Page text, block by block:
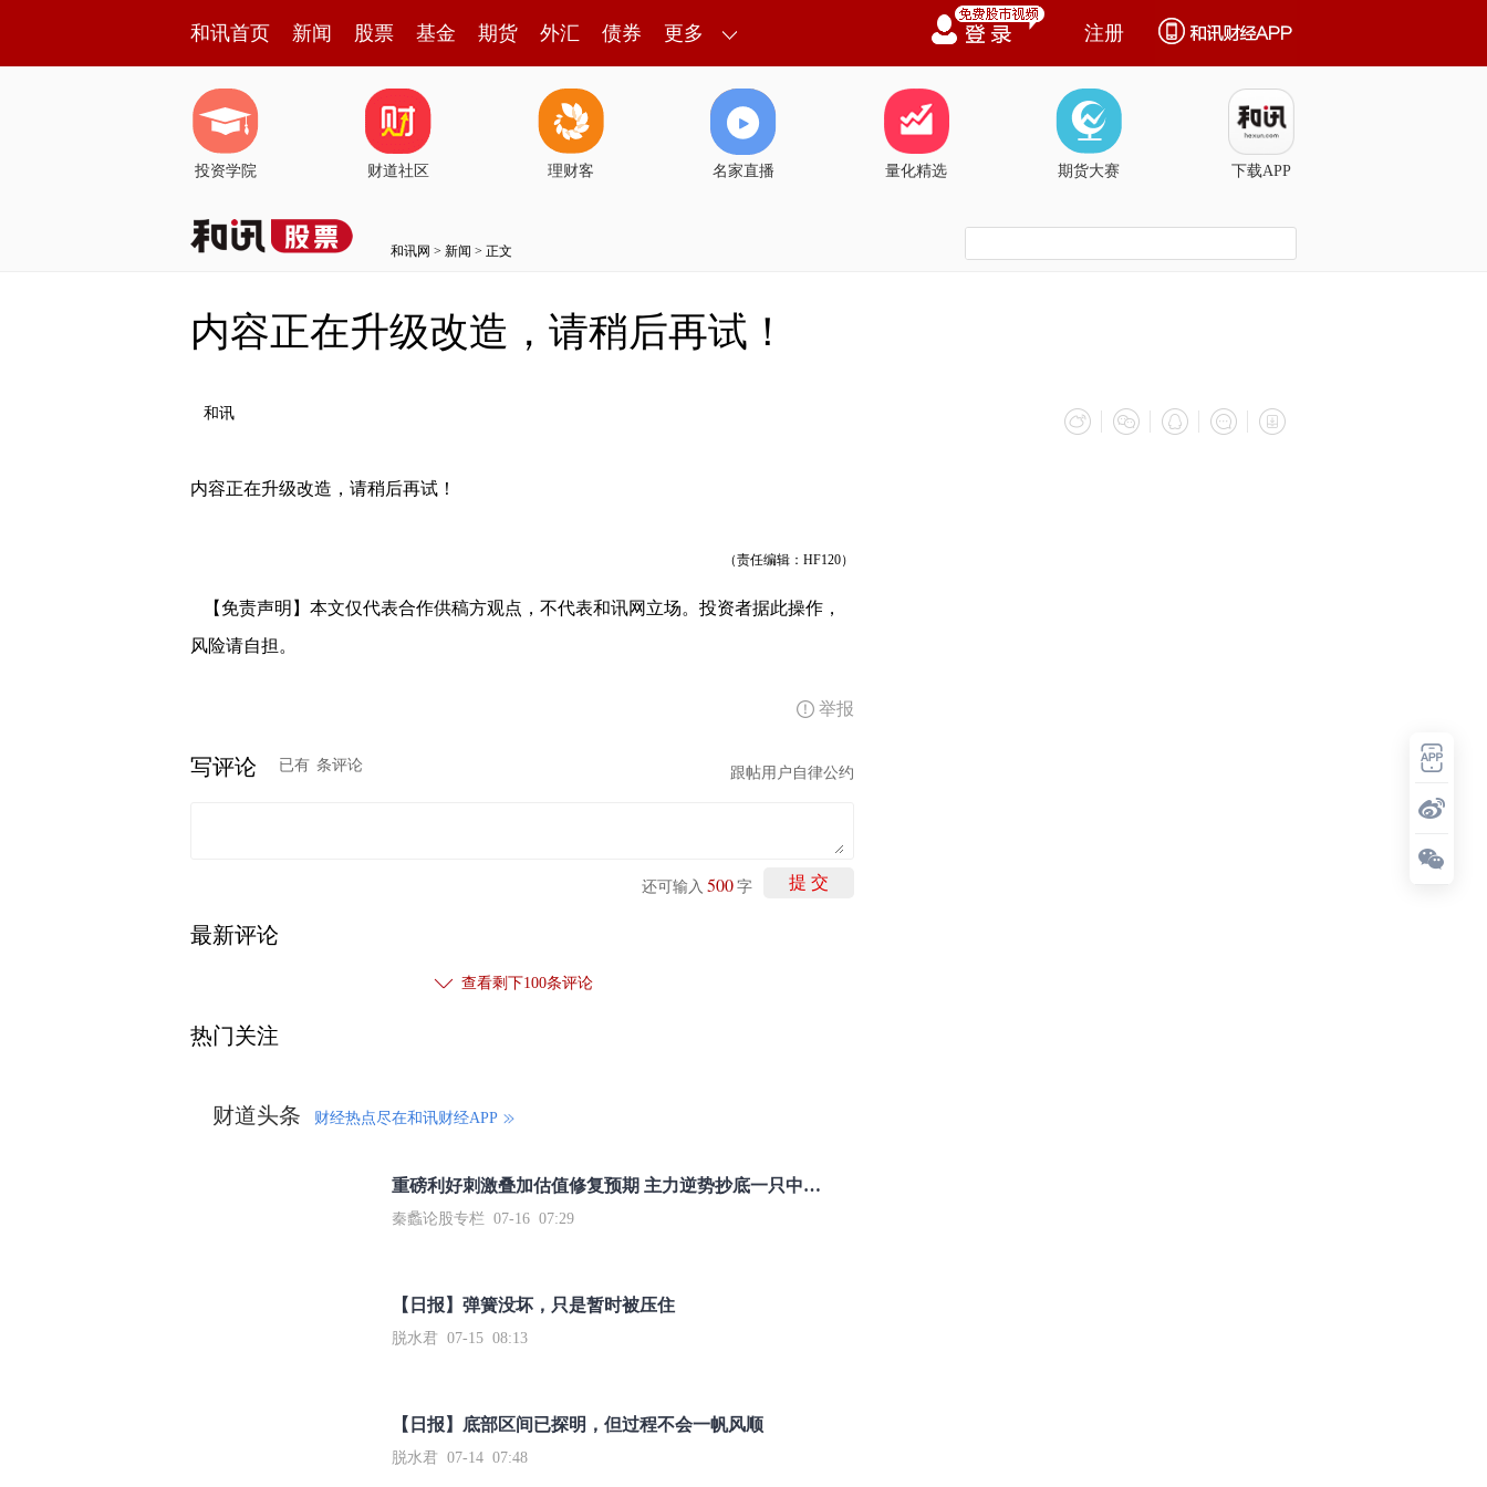
和讯首页 新闻 股票 基金 期货 外汇 债券 更多 注册
投资学院 财道社区 理财客 名家直播 量化精选 期货大赛 下载APP
和讯网 > 新闻 > 正文
内容正在升级改造，请稍后再试！
和讯
内容正在升级改造，请稍后再试！
（责任编辑：HF120）
【免责声明】本文仅代表合作供稿方观点，不代表和讯网立场。投资者据此操作，
风险请自担。
举报
写评论 已有 条评论 跟帖用户自律公约
提 交
还可输入 500 字
最新评论
查看剩下100条评论
热门关注
财道头条 财经热点尽在和讯财经APP
重磅利好刺激叠加估值修复预期 主力逆势抄底一只中药龙头股
秦蠡论股专栏 07-16 07:29
【日报】弹簧没坏，只是暂时被压住
脱水君 07-15 08:13
【日报】底部区间已探明，但过程不会一帆风顺
脱水君 07-14 07:48